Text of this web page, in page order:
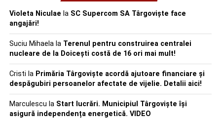
Violeta Niculae la SC Supercom SA Târgoviște face
angajări!
Suciu Mihaelala Terenul pentru construirea centralei
nucleare de la Doicești costă de 16 ori mai mult!
Cristi la Primăria Târgoviște acordă ajutoare financiare și
despăgubiri persoanelor afectate de vijelie. Detalii aici!
Marculescu la Start lucrări. Municipiul Târgoviște își
asigură independența energetică. VIDEO